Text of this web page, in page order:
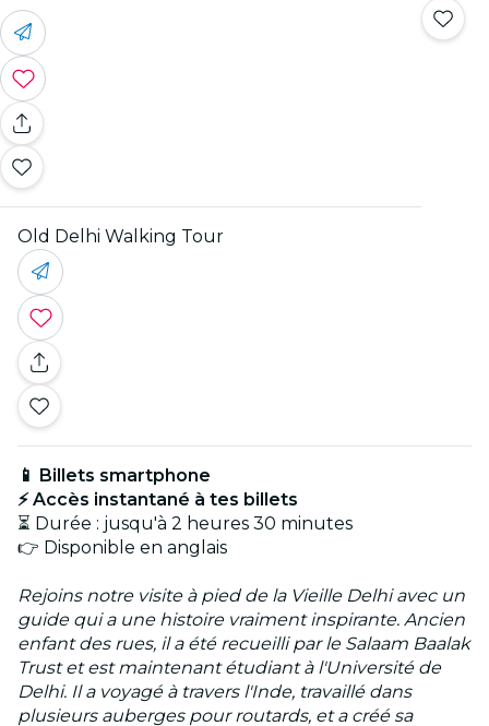
Old Delhi Walking Tour
📱 Billets smartphone
⚡ Accès instantané à tes billets
⏳ Durée : jusqu'à 2 heures 30 minutes
👉 Disponible en anglais
Rejoins notre visite à pied de la Vieille Delhi avec un
guide qui a une histoire vraiment inspirante. Ancien
enfant des rues, il a été recueilli par le Salaam Baalak
Trust et est maintenant étudiant à l'Université de
Delhi. Il a voyagé à travers l'Inde, travaillé dans
plusieurs auberges pour routards, et a créé sa